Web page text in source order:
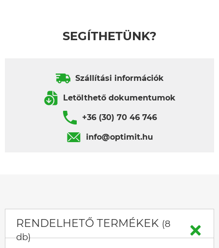
SEGÍTHETÜNK?
Szállítási információk
Letölthető dokumentumok
+36 (30) 70 46 746
info@optimit.hu
RENDELHETŐ TERMÉKEK (8
db)